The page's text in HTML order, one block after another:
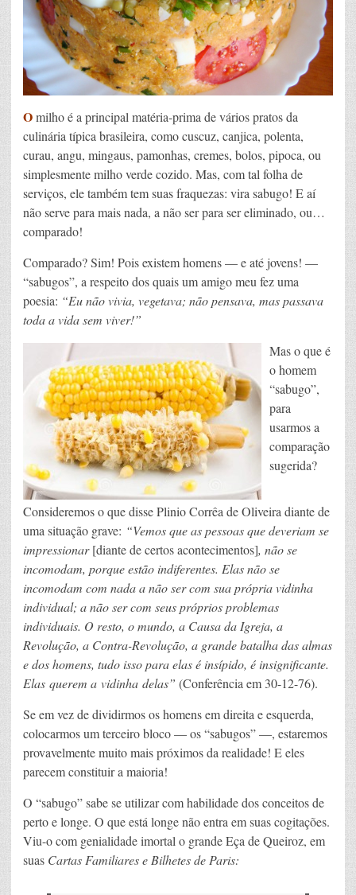
Omilho é a principal matéria-prima de vários pratos da
culinária típica brasileira, como cuscuz, canjica, polenta,
curau, angu, mingaus, pamonhas, cremes, bolos, pipoca, ou
simplesmente milho verde cozido. Mas, com tal folha de
serviços, ele também tem suas fraquezas: vira sabugo! E aí
não serve para mais nada, a não ser para ser eliminado, ou…
comparado!
Comparado? Sim! Pois existem homens — e até jovens! —
“sabugos”, a respeito dos quais um amigo meu fez uma
poesia: “Eu não vivia, vegetava; não pensava, mas passava
toda a vida sem viver!”
Mas o que é
o homem
“sabugo”,
para
usarmos a
comparação
sugerida?
Consideremos o que disse Plinio Corrêa de Oliveira diante de
uma situação grave: “Vemos que as pessoas que deveriam se
impressionar[diante de certos acontecimentos], não se
incomodam, porque estão indiferentes. Elas não se
incomodam com nada a não ser com sua própria vidinha
individual; a não ser com seus próprios problemas
individuais. O resto, o mundo, a Causa da Igreja, a
Revolução, a Contra-Revolução, a grande batalha das almas
e dos homens, tudo isso para elas é insípido, é insignificante.
Elas querem a vidinha delas” (Conferência em 30-12-76).
Se em vez de dividirmos os homens em direita e esquerda,
colocarmos um terceiro bloco — os “sabugos” —, estaremos
provavelmente muito mais próximos da realidade! E eles
parecem constituir a maioria!
O “sabugo” sabe se utilizar com habilidade dos conceitos de
perto e longe. O que está longe não entra em suas cogitações.
Viu-o com genialidade imortal o grande Eça de Queiroz, em
suas Cartas Familiares e Bilhetes de Paris: